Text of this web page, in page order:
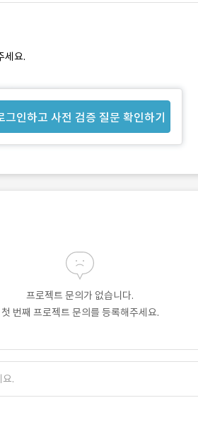
세요.
그인하고 사전 검증 질문 확인하기
프로젝트 문의가 없습니다.
첫 번째 프로젝트 문의를 등록해주세요.
요.